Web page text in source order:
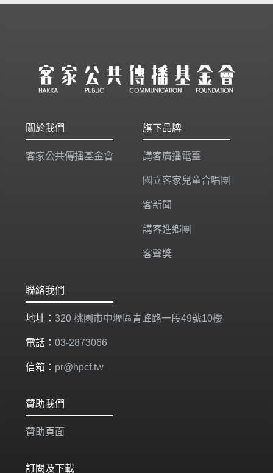
關於我們
客家公共傳播基金會
旗下品牌
講客廣播電臺
國立客家兒童合唱團
客新聞
講客進鄉團
客聲獎
聯絡我們
地址： 320 桃園市中壢區青峰路一段49號10樓
電話： 03-2873066
信箱： pr@hpcf.tw
贊助我們
贊助頁面
訂閱及下載